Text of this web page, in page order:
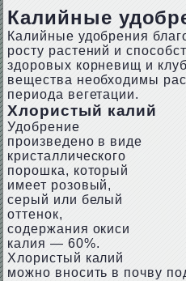
Калийные
Калийные удобрения
росту растений и
здоровых корневищ и
вещества необходимы
периода вегетации.
Хлористый калий
Удобрение
произведено в виде
кристаллического
порошка, который
имеет розовый,
серый или белый
оттенок,
содержания окиси
калия — 60%.
Хлористый калий
можно вносить в почву